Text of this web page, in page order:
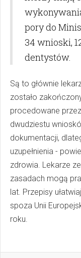
pory do
34 wnioski,
dentystów.
Są to głównie
zostało
procedowane
dwudziestu
dokumentacji,
uzupełnienia -
zdrowia. Lekarze
zasadach mogą
lat. Przepisy
spoza Unii
roku.